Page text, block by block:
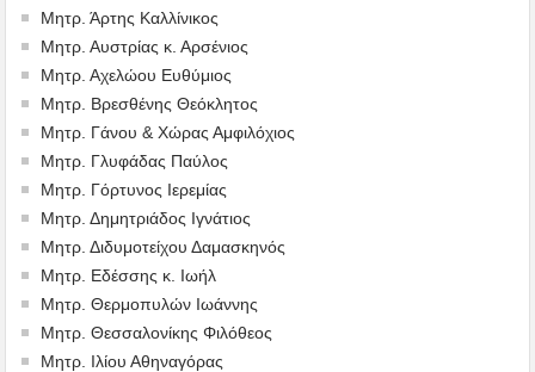
Μητρ. Άρτης Καλλίνικος
Μητρ. Αυστρίας κ. Αρσένιος
Μητρ. Αχελώου Ευθύμιος
Μητρ. Βρεσθένης Θεόκλητος
Μητρ. Γάνου & Χώρας Αμφιλόχιος
Μητρ. Γλυφάδας Παύλος
Μητρ. Γόρτυνος Ιερεμίας
Μητρ. Δημητριάδος Ιγνάτιος
Μητρ. Διδυμοτείχου Δαμασκηνός
Μητρ. Εδέσσης κ. Ιωήλ
Μητρ. Θερμοπυλών Ιωάννης
Μητρ. Θεσσαλονίκης Φιλόθεος
Μητρ. Ιλίου Αθηναγόρας